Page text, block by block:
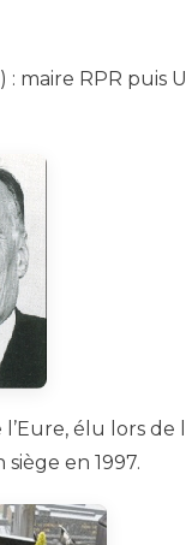
: maire RPR puis
élu lors de
en 1997.